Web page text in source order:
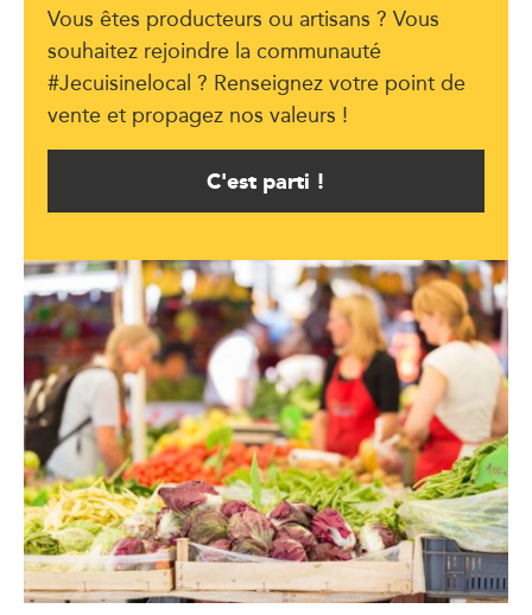
Vous êtes producteurs ou artisans ? Vous
souhaitez rejoindre la communauté
#Jecuisinelocal ? Renseignez votre point de
vente et propagez nos valeurs !
C'est parti !